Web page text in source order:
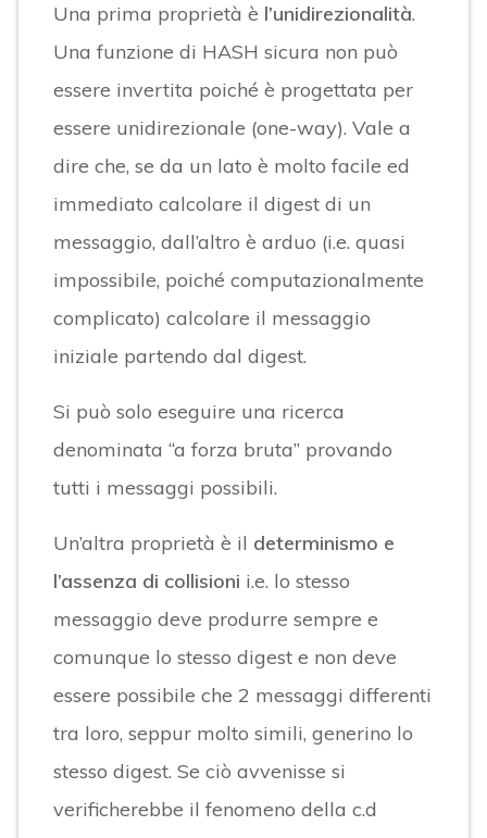
Una prima proprietà è l’unidirezionalità.
Una funzione di HASH sicura non può
essere invertita poiché è progettata per
essere unidirezionale (one-way). Vale a
dire che, se da un lato è molto facile ed
immediato calcolare il digest di un
messaggio, dall’altro è arduo (i.e. quasi
impossibile, poiché computazionalmente
complicato) calcolare il messaggio
iniziale partendo dal digest.
Si può solo eseguire una ricerca
denominata “a forza bruta” provando
tutti i messaggi possibili.
Un’altra proprietà è il determinismo e
l’assenza di collisioni i.e. lo stesso
messaggio deve produrre sempre e
comunque lo stesso digest e non deve
essere possibile che 2 messaggi differenti
tra loro, seppur molto simili, generino lo
stesso digest. Se ciò avvenisse si
verificherebbe il fenomeno della c.d